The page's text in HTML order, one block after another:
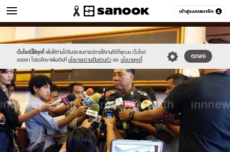
เข้าสู่ระบบสมาชิก
ข่าว หมวดอื่นๆ
เว็บไซต์นี้ใช้คุกกี้ เพื่อให้ท่านได้รับประสบการณ์การใช้งานที่ดีที่สุดบน เว็บไซต์
ของเรา โปรดศึกษาเพิ่มเติมที่ นโยบายความเป็นส่วนตัว และ นโยบายคุกกี้
ตกลง
//s.isanook.com/sr/0/images/logo-
new-
sanook.png
//s.isanook.com/ns/0/ud/368/1841611/636591-
02.jpg